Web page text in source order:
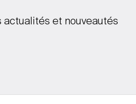
actualités et nouveautés